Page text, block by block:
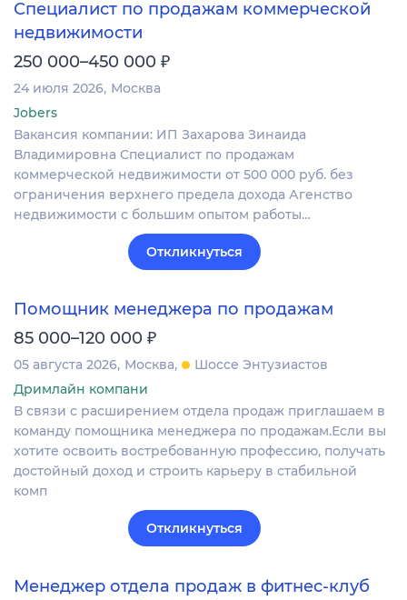
Специалист по продажам коммерческой
недвижимости
250 000–450 000 ₽
24 июля 2026 Москва
Jobers
Вакансия компании: ИП Захарова Зинаида
Владимировна Специалист по продажам
коммерческой недвижимости от 500 000 руб. без
ограничения верхнего предела дохода Агенство
недвижимости с большим опытом работы…
Откликнуться
Помощник менеджера по продажам
85 000–120 000 ₽
05 августа 2026 Москва
Шоссе Энтузиастов
Дримлайн компани
В связи с расширением отдела продаж приглашаем в
команду помощника менеджера по продажам.Если вы
хотите освоить востребованную профессию, получать
достойный доход и строить карьеру в стабильной
комп
Откликнуться
Менеджер отдела продаж в фитнес-клуб